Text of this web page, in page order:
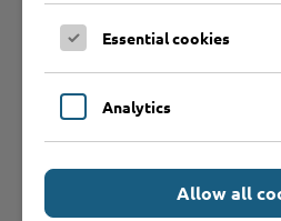
werden benötigt?
Rechtsgrundlage
Rechtsbehelf
Essential cookies
Analytics
Allow all